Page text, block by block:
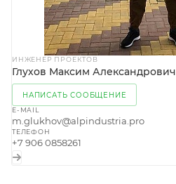
ИНЖЕНЕР ПРОЕКТОВ
Глухов Максим Александрович
НАПИСАТЬ СООБЩЕНИЕ
E-MAIL
m.glukhov@alpindustria.pro
ТЕЛЕФОН
+7 906 0858261